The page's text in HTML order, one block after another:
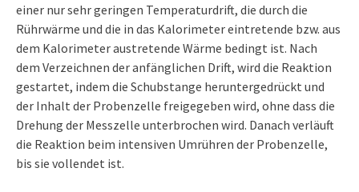
einer nur sehr geringen Temperaturdrift, die durch die
Rührwärme und die in das Kalorimeter eintretende bzw. aus
dem Kalorimeter austretende Wärme bedingt ist. Nach
dem Verzeichnen der anfänglichen Drift, wird die Reaktion
gestartet, indem die Schubstange heruntergedrückt und
der Inhalt der Probenzelle freigegeben wird, ohne dass die
Drehung der Messzelle unterbrochen wird. Danach verläuft
die Reaktion beim intensiven Umrühren der Probenzelle,
bis sie vollendet ist.